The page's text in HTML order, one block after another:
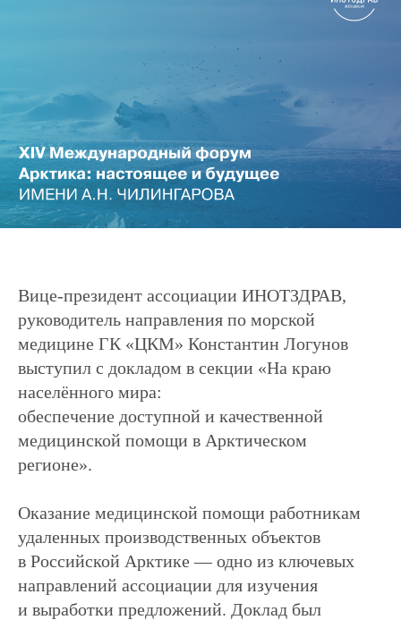
Вице-президент ассоциации ИНОТЗДРАВ,
руководитель направления по морской
медицине ГК «ЦКМ» Константин Логунов
выступил с докладом в секции «На краю
населённого мира:
обеспечение доступной и качественной
медицинской помощи в Арктическом
регионе».
Оказание медицинской помощи работникам
удаленных производственных объектов
в Российской Арктике — одно из ключевых
направлений ассоциации для изучения
и выработки предложений. Доклад был